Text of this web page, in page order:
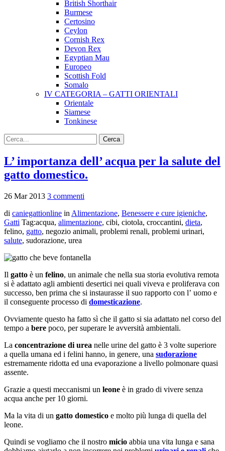
British Shorthair
Burmese
Certosino
Ceylon
Cornish Rex
Devon Rex
Egyptian Mau
Europeo
Scottish Fold
Somalo
IV CATEGORIA – GATTI ORIENTALI
Orientale
Siamese
Tonkinese
L’ importanza dell’ acqua per la salute del
gatto domestico.
26 Mar 2013 3 commenti
di caniegattionline in Alimentazione, Benessere e cure igieniche,
Gatti Tag:acqua, alimentazione, cibi, ciotola, croccantini, dieta,
felino, gatto, negozio animali, problemi renali, problemi urinari,
salute, sudorazione, urea
Il gatto è un felino, un animale che nella sua storia evolutiva remota
si è adattato agli ambienti desertici nei quali viveva e proliferava con
successo, ben prima che si instaurasse il suo rapporto con l’ uomo e
il conseguente processo di domesticazione.
Ovviamente questo ha fatto sì che il gatto si sia adattato nel corso del
tempo a bere poco, per superare le avversità ambientali.
La concentrazione di urea nelle urine del gatto è 3 volte superiore
a quella umana ed i felini hanno, in genere, una sudorazione
estremamente ridotta ed una evaporazione a livello polmonare quasi
assente.
Grazie a questi meccanismi un leone è in grado di vivere senza
acqua anche per 10 giorni.
Ma la vita di un gatto domestico e molto più lunga di quella del
leone.
Quindi se vogliamo che il nostro micio abbia una vita lunga e sana